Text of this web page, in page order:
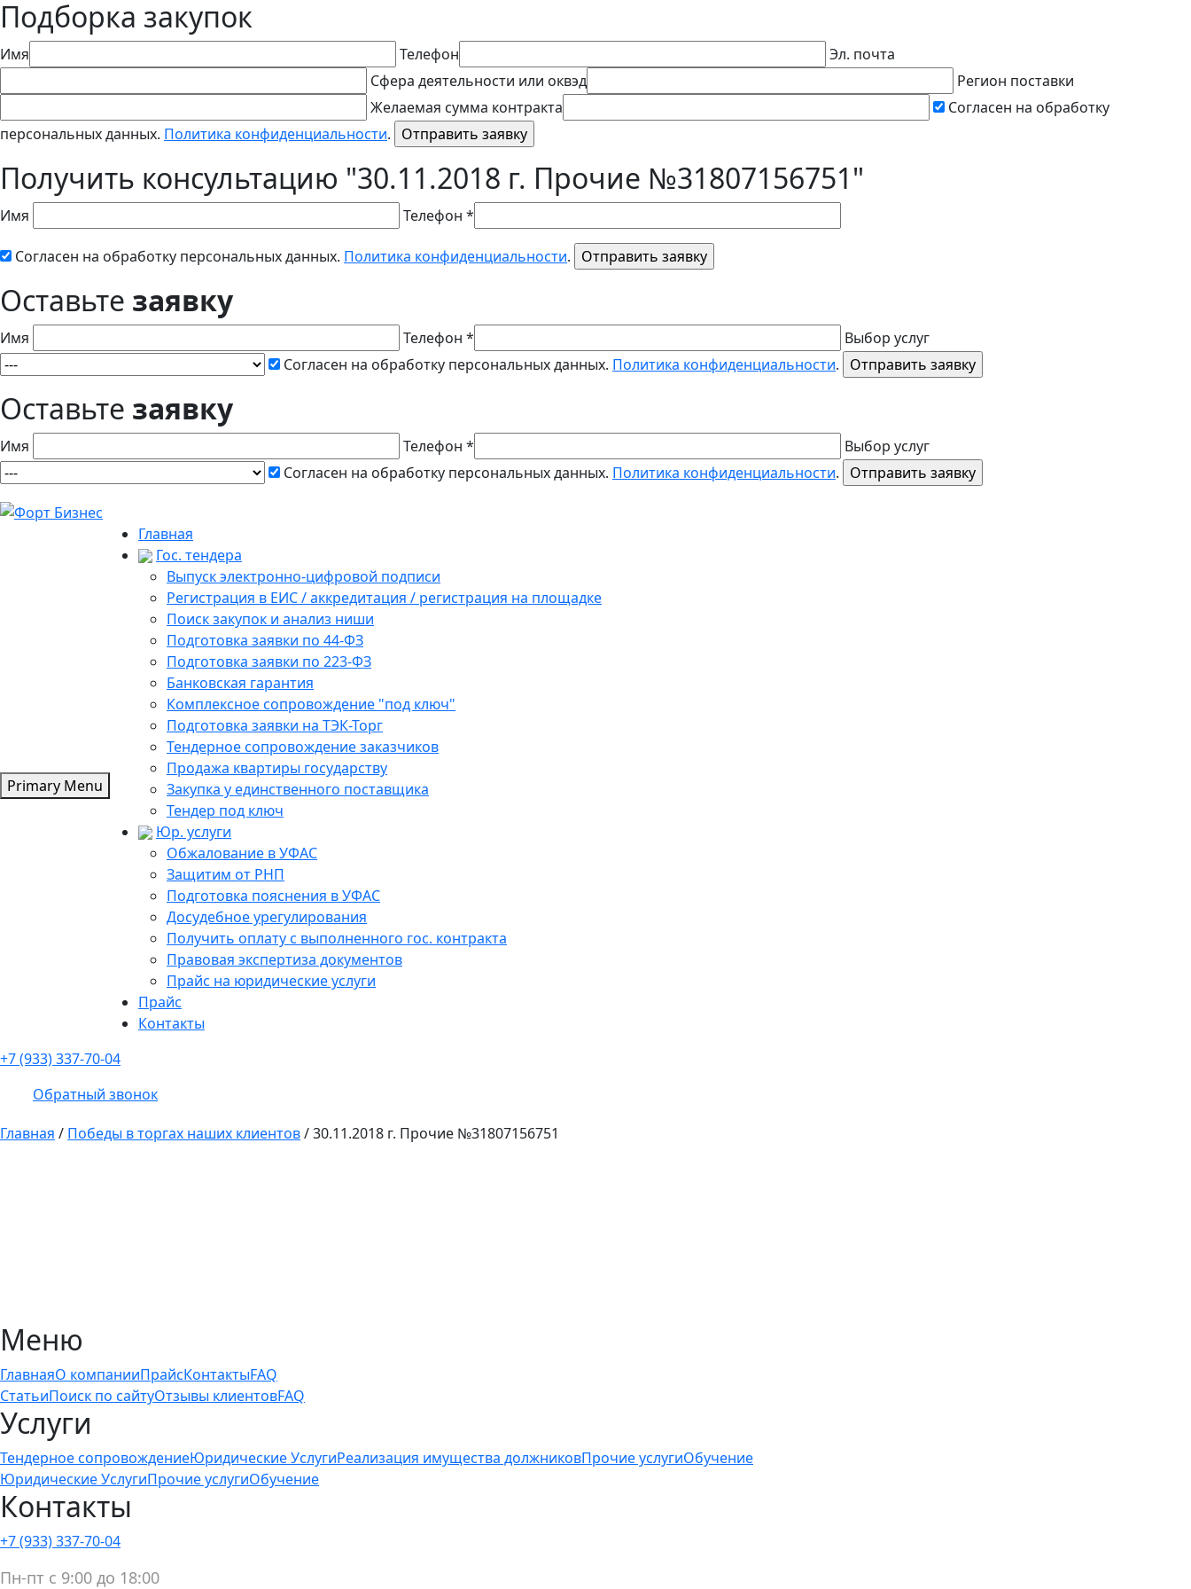
Подборка закупок
Имя Телефон
Эл. почта
Сфера деятельности или оквэд
Регион поставки
Желаемая сумма контракта
Согласен на обработку
персональных данных. Политика конфиденциальности.
Получить консультацию "30.11.2018 г. Прочие №31807156751"
Имя Телефон *
Согласен на обработку персональных данных. Политика конфиденциальности.
Оставьте заявку
Имя Телефон *
Выбор услуг
Согласен на обработку персональных данных. Политика конфиденциальности.
Оставьте заявку
Имя Телефон *
Выбор услуг
Согласен на обработку персональных данных. Политика конфиденциальности.
Primary Menu
Главная
Гос. тендера
Выпуск электронно-цифровой подписи
Регистрация в ЕИС / аккредитация / регистрация на площадке
Поиск закупок и анализ ниши
Подготовка заявки по 44-ФЗ
Подготовка заявки по 223-ФЗ
Банковская гарантия
Комплексное сопровождение "под ключ"
Подготовка заявки на ТЭК-Торг
Тендерное сопровождение заказчиков
Продажа квартиры государству
Закупка у единственного поставщика
Тендер под ключ
Юр. услуги
Обжалование в УФАС
Защитим от РНП
Подготовка пояснения в УФАС
Досудебное урегулирования
Получить оплату с выполненного гос. контракта
Правовая экспертиза документов
Прайс на юридические услуги
Прайс
Контакты
+7 (933) 337-70-04
Обратный звонок
Главная / Победы в торгах наших клиентов/30.11.2018 г. Прочие №31807156751
Меню
ГлавнаяО компанииПрайсКонтактыFAQ
СтатьиПоиск по сайтуОтзывы клиентовFAQ
Услуги
Тендерное сопровождениеЮридические УслугиРеализация имущества должниковПрочие услугиОбучение
Юридические УслугиПрочие услугиОбучение
Контакты
+7 (933) 337-70-04
Пн-пт с 9:00 до 18:00